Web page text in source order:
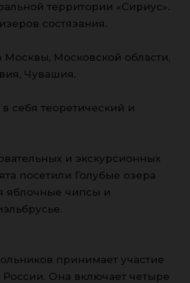
территории «Сириус».
состязания.
Московской области,
Чувашия.
себя теоретический и
и экскурсионных
посетили Голубые озера
яблочные чипсы и
принимает участие
Она включает четыре